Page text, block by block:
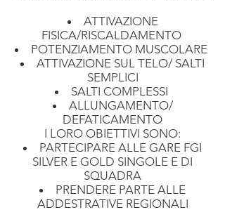
ATTIVAZIONE
FISICA/RISCALDAMENTO
POTENZIAMENTO MUSCOLARE
ATTIVAZIONE SUL TELO/ SALTI
SEMPLICI
SALTI COMPLESSI
ALLUNGAMENTO/
DEFATICAMENTO
I LORO OBIETTIVI SONO:
PARTECIPARE ALLE GARE FGI
SILVER E GOLD SINGOLE E DI
SQUADRA
PRENDERE PARTE ALLE
ADDESTRATIVE REGIONALI